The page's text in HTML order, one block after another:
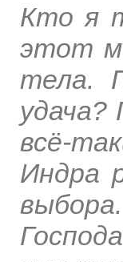
Кто я
этот
тела.
удача?
всё-
Индра